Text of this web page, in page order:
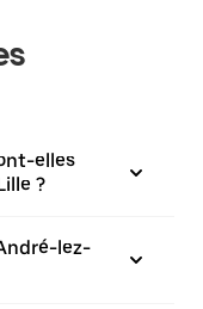
elles
?
lez-